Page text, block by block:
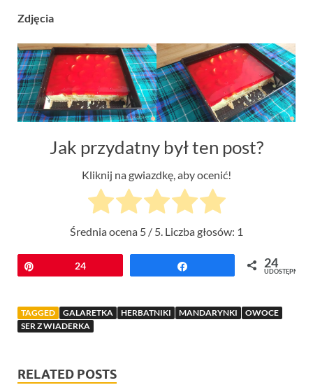
Zdjęcia
Jak przydatny był ten post?
Kliknij na gwiazdkę, aby ocenić!
Średnia ocena 5 / 5. Liczba głosów: 1
Przypnij24 24
UDOSTĘPNIEŃ
TAGGED GALARETKA HERBATNIKI MANDARYNKI
OWOCE
SER Z WIADERKA
RELATED POSTS